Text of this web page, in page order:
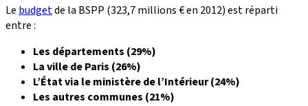
Le budgetde la BSPP (323,7 millions € en 2012) est réparti
entre :
Les départements (29%)
La ville de Paris (26%)
L’État via le ministère de l’Intérieur (24%)
Les autres communes (21%)